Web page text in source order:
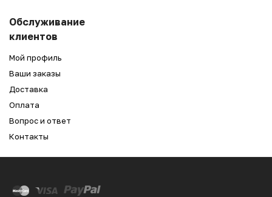
Обслуживание
клиентов
Мой профиль
Ваши заказы
Доставка
Оплата
Вопрос и ответ
Контакты